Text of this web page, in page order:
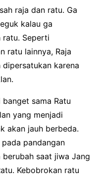
raja dan ratu. Ga
kalau ga
ratu. Seperti
ratu lainnya, Raja
karena
sama Ratu
yang menjadi
akan jauh berbeda.
pandangan
saat jiwa Jang
Kebobrokan ratu